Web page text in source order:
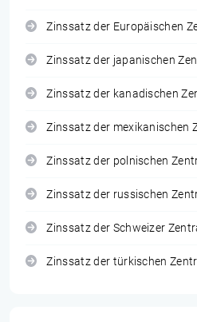
Zinssatz der Europäischen
Zinssatz der japanischen
Zinssatz der kanadischen
Zinssatz der mexikanischen
Zinssatz der polnischen
Zinssatz der russischen
Zinssatz der Schweizer
Zinssatz der türkischen